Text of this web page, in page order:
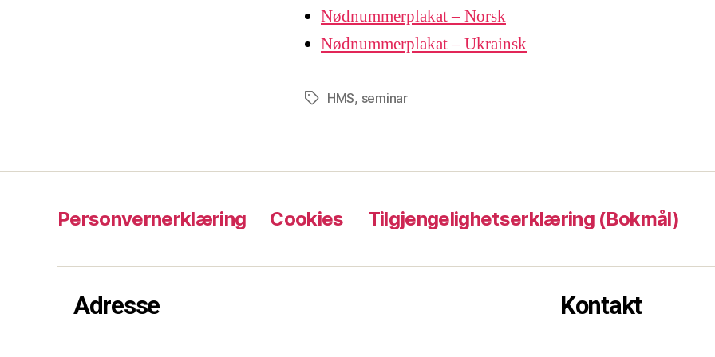
Nødnummerplakat – Norsk
Nødnummerplakat – Ukrainsk
TagsHMS, seminar
Personvernerklæring Cookies Tilgjengelighetserklæring (Bokmål)
Adresse Kontakt